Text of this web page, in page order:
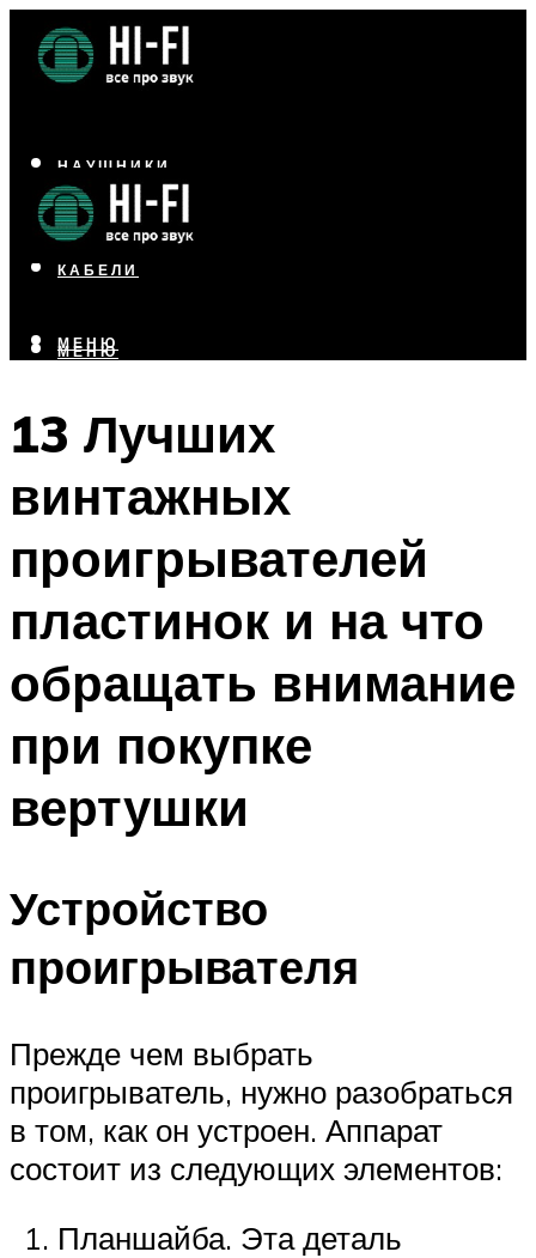
НАУШНИКИ
АКУСТИКА
УСИЛИТЕЛИ
КАБЕЛИ
МЕНЮ
МЕНЮ
13 Лучших
винтажных
проигрывателей
пластинок и на что
обращать внимание
при покупке
вертушки
Устройство
проигрывателя
Прежде чем выбрать
проигрыватель, нужно разобраться
в том, как он устроен. Аппарат
состоит из следующих элементов:
Планшайба. Эта деталь